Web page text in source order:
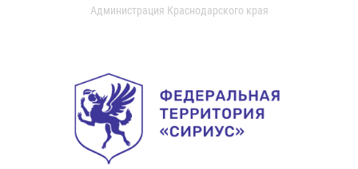
Администрация Краснодарского края